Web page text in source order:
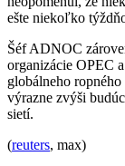
ešte niekoľko
Šéf ADNOC
organizácie OPEC
globálneho
výrazne zvýši
sietí.
(reuters, max)